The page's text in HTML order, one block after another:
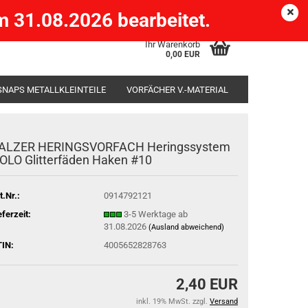
) Kundenlogin
Ihr Warenkorb
0,00 EUR
31.08.2026 bearbeitet.
METALLKLEINTEILE VORFÄCHER V.-MATERIAL
HERINGSVORFACH Heringssystem
Glitterfäden Haken #10
0914792121
3-5 Werktage ab
31.08.2026 (Ausland abweichend)
4005652828763
2,40 EUR
inkl. 19% MwSt. zzgl. Versand